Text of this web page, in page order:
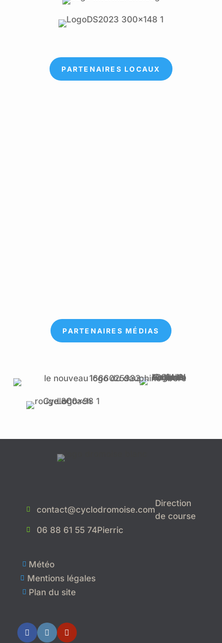
PARTENAIRES LOCAUX
PARTENAIRES MÉDIAS
 contact@cyclodromoise.com
Direction
de course
 06 88 61 55 74Pierric
 Météo
 Mentions légales
 Plan du site